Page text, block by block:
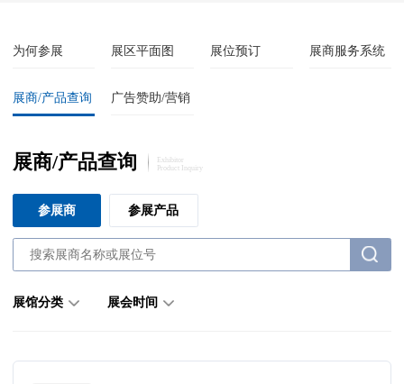
为何参展 展区平面图 展位预订 展商服务系统
展商/产品查询 广告赞助/营销
展商/产品查询
Exhibitor
Product Inquiry
参展商 参展产品
展馆分类 展会时间